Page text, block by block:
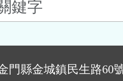
門縣金城鎮民生路60